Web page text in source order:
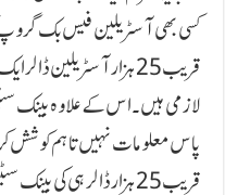
کسی بھی آسٹریلین فیس بک گروپ
قریب 25 ہزار آسٹریلین
لازمی ہیں۔ اس کے علاوہ
پاس معلومات نہیں تاہم کوشش
قریب 25 ہزار ڈالر ہی کی